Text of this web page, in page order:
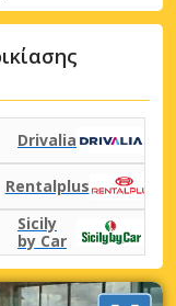
Drivalia
Rentalplus
Sicily
by Car